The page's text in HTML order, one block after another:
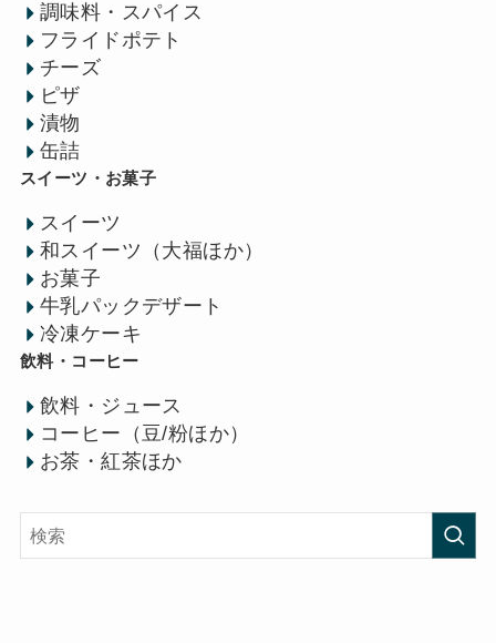
調味料・スパイス
フライドポテト
チーズ
ピザ
漬物
缶詰
スイーツ・お菓子
スイーツ
和スイーツ（大福ほか）
お菓子
牛乳パックデザート
冷凍ケーキ
飲料・コーヒー
飲料・ジュース
コーヒー（豆/粉ほか）
お茶・紅茶ほか